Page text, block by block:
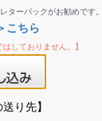
ターパックがお勧めです。
こちら
しておりません。】
り先】